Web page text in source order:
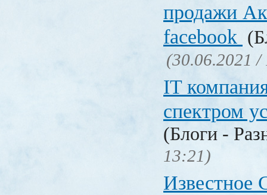
продажи
facebook
(30.06.2021 /
IT
спектром
(Блоги -
13:21)
Известное